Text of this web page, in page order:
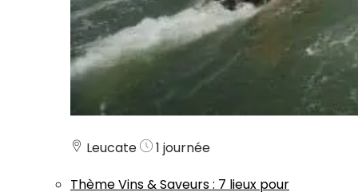
Leucate
1 journée
ThèmeVins & Saveurs: 7 lieux pour